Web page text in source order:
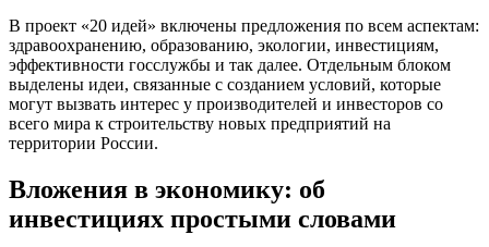
В проект «20 идей» включены предложения по всем аспектам:
здравоохранению, образованию, экологии, инвестициям,
эффективности госслужбы и так далее. Отдельным блоком
выделены идеи, связанные с созданием условий, которые
могут вызвать интерес у производителей и инвесторов со
всего мира к строительству новых предприятий на
территории России.
Вложения в экономику: об
инвестициях простыми словами